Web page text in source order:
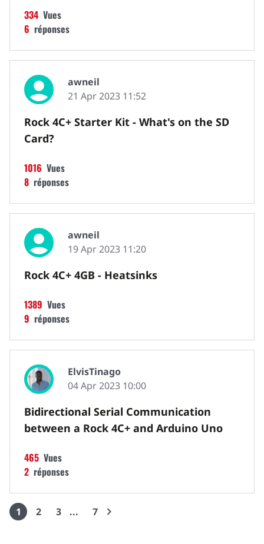
Vues
334
réponses
6
awneil
21 Apr 2023 11:52
Rock 4C+ Starter Kit - What's on the SD
Card?
Vues
1016
réponses
8
awneil
19 Apr 2023 11:20
Rock 4C+ 4GB - Heatsinks
Vues
1389
réponses
9
ElvisTinago
04 Apr 2023 10:00
Bidirectional Serial Communication
between a Rock 4C+ and Arduino Uno
Vues
465
réponses
2
1 2 3 7